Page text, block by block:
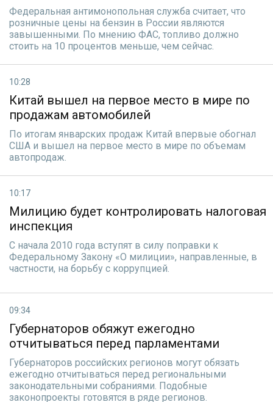
Федеральная антимонопольная служба считает, что
розничные цены на бензин в России являются
завышенными. По мнению ФАС, топливо должно
стоить на 10 процентов меньше, чем сейчас.
10:28
Китай вышел на первое место в мире по
продажам автомобилей
По итогам январских продаж Китай впервые обогнал
США и вышел на первое место в мире по объемам
автопродаж.
10:17
Милицию будет контролировать налоговая
инспекция
С начала 2010 года вступят в силу поправки к
Федеральному Закону «О милиции», направленные, в
частности, на борьбу с коррупцией.
09:34
Губернаторов обяжут ежегодно
отчитываться перед парламентами
Губернаторов российских регионов могут обязать
ежегодно отчитываться перед региональными
законодательными собраниями. Подобные
законопроекты готовятся в ряде регионов.